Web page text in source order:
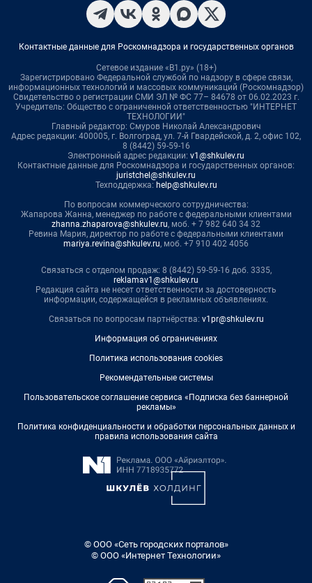
Контактные данные для Роскомнадзора и государственных органов
Сетевое издание «В1.ру» (18+)
Зарегистрировано Федеральной службой по надзору в сфере связи,
информационных технологий и массовых коммуникаций (Роскомнадзор)
Свидетельство о регистрации СМИ ЭЛ № ФС 77– 84678 от 06.02.2023 г.
Учредитель: Общество с ограниченной ответственностью "ИНТЕРНЕТ
ТЕХНОЛОГИИ"
Главный редактор: Смуров Николай Александрович
Адрес редакции: 400005, г. Волгоград, ул. 7-й Гвардейской, д. 2, офис 102,
8 (8442) 59-59-16
Электронный адрес редакции: v1@shkulev.ru
Контактные данные для Роскомнадзора и государственных органов:
juristchel@shkulev.ru
Техподдержка: help@shkulev.ru
По вопросам коммерческого сотрудничества:
Жапарова Жанна, менеджер по работе с федеральными клиентами
zhanna.zhaparova@shkulev.ru, моб. + 7 982 640 34 32
Ревина Мария, директор по работе с федеральными клиентами
mariya.revina@shkulev.ru, моб. +7 910 402 4056
Связаться с отделом продаж: 8 (8442) 59-59-16 доб. 3335,
reklamav1@shkulev.ru
Редакция сайта не несет ответственности за достоверность
информации, содержащейся в рекламных объявлениях.
Связаться по вопросам партнёрства: v1pr@shkulev.ru
Информация об ограничениях
Политика использования cookies
Рекомендательные системы
Пользовательское соглашение сервиса «Подписка без баннерной
рекламы»
Политика конфиденциальности и обработки персональных данных и
правила использования сайта
© ООО «Сеть городских порталов»
© ООО «Интернет Технологии»